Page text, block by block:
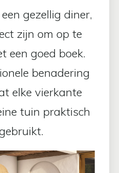
gezellig diner,
zijn om op te
een goed boek.
benadering
elke vierkante
tuin praktisch